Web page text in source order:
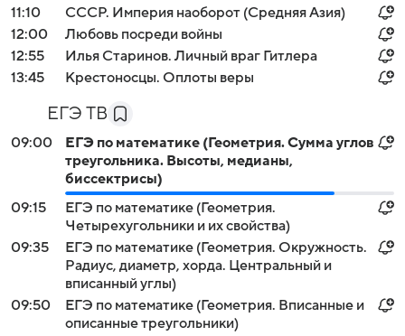
11:10
СССР. Империя наоборот (Средняя Азия)
12:00
Любовь посреди войны
12:55
Илья Старинов. Личный враг Гитлера
13:45
Крестоносцы. Оплоты веры
ЕГЭ ТВ
09:00
ЕГЭ по математике (Геометрия. Сумма углов
треугольника. Высоты, медианы,
биссектрисы)
09:15
ЕГЭ по математике (Геометрия.
Четырехугольники и их свойства)
09:35
ЕГЭ по математике (Геометрия. Окружность.
Радиус, диаметр, хорда. Центральный и
вписанный углы)
09:50
ЕГЭ по математике (Геометрия. Вписанные и
описанные треугольники)